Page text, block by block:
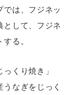
では、フジネッ
として、フジネ
る。
くり焼き」
なぎをじっく